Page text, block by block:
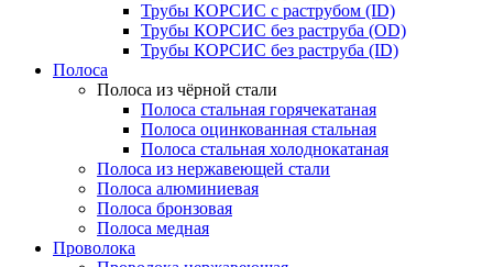
Трубы КОРСИС с раструбом (ID)
Трубы КОРСИС без раструба (OD)
Трубы КОРСИС без раструба (ID)
Полоса
Полоса из чёрной стали
Полоса стальная горячекатаная
Полоса оцинкованная стальная
Полоса стальная холоднокатаная
Полоса из нержавеющей стали
Полоса алюминиевая
Полоса бронзовая
Полоса медная
Проволока